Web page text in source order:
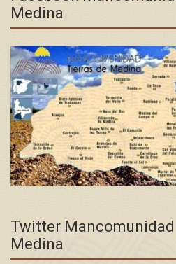
Medina
Twitter
Medina